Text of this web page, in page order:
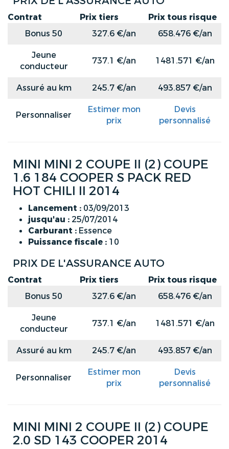
Contrat Prix tiers
Prix tous risque
Bonus 50
327.6 €/an
658.476 €/an
Jeune
conducteur
737.1 €/an 1481.571 €/an
Assuré au km 245.7 €/an 493.857 €/an
Personnaliser
Estimer mon
prix
Devis
personnalisé
MINI MINI 2 COUPE II (2) COUPE
1.6 184 COOPER S PACK RED
HOT CHILI II 2014
Lancement : 03/09/2013
jusqu'au : 25/07/2014
Carburant : Essence
Puissance fiscale : 10
PRIX DE L'ASSURANCE AUTO
Contrat Prix tiers
Prix tous risque
Bonus 50
327.6 €/an
658.476 €/an
Jeune
conducteur
737.1 €/an 1481.571 €/an
Assuré au km 245.7 €/an 493.857 €/an
Personnaliser
Estimer mon
prix
Devis
personnalisé
MINI MINI 2 COUPE II (2) COUPE
2.0 SD 143 COOPER 2014